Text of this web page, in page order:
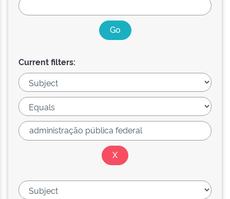
Current filters: